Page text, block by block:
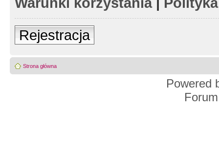
Rejestracja
Strona główna
Powered